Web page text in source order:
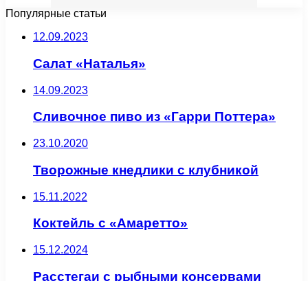
Популярные статьи
12.09.2023
Салат «Наталья»
14.09.2023
Сливочное пиво из «Гарри Поттера»
23.10.2020
Творожные кнедлики с клубникой
15.11.2022
Коктейль с «Амаретто»
15.12.2024
Расстегаи с рыбными консервами